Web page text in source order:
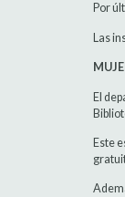
Por
Las
El
Este